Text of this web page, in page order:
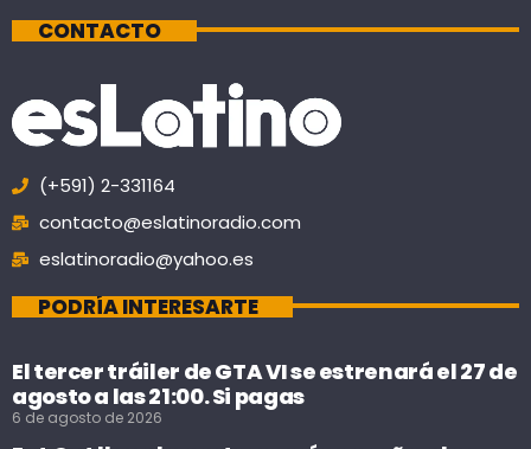
CONTACTO
(+591) 2-331164
contacto@eslatinoradio.com
eslatinoradio@yahoo.es
PODRÍA INTERESARTE
El tercer tráiler de GTA VI se estrenará el 27 de
agosto a las 21:00. Si pagas
6 de agosto de 2026